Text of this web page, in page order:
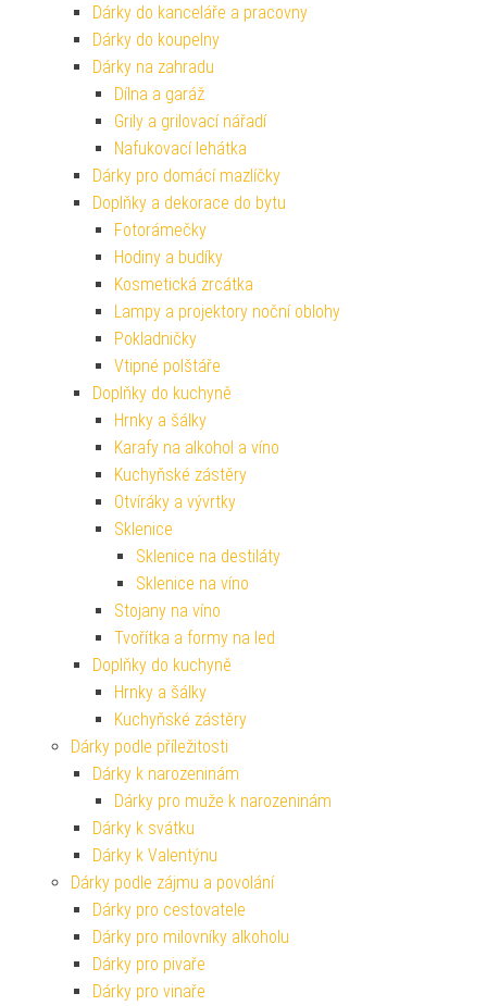
Dárky do kanceláře a pracovny
Dárky do koupelny
Dárky na zahradu
Dílna a garáž
Grily a grilovací nářadí
Nafukovací lehátka
Dárky pro domácí mazlíčky
Doplňky a dekorace do bytu
Fotorámečky
Hodiny a budíky
Kosmetická zrcátka
Lampy a projektory noční oblohy
Pokladničky
Vtipné polštáře
Doplňky do kuchyně
Hrnky a šálky
Karafy na alkohol a víno
Kuchyňské zástěry
Otvíráky a vývrtky
Sklenice
Sklenice na destiláty
Sklenice na víno
Stojany na víno
Tvořítka a formy na led
Doplňky do kuchyně
Hrnky a šálky
Kuchyňské zástěry
Dárky podle příležitosti
Dárky k narozeninám
Dárky pro muže k narozeninám
Dárky k svátku
Dárky k Valentýnu
Dárky podle zájmu a povolání
Dárky pro cestovatele
Dárky pro milovníky alkoholu
Dárky pro pivaře
Dárky pro vinaře